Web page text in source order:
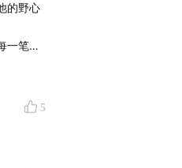
的野心
一笔账
子没
的她给
就给
，杀
5